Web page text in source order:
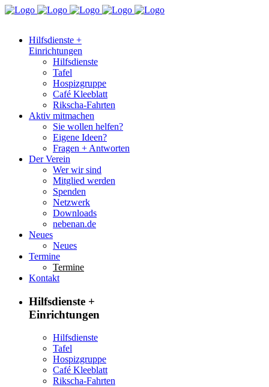
Hilfsdienste +
Einrichtungen
Hilfsdienste
Tafel
Hospizgruppe
Café Kleeblatt
Rikscha-Fahrten
Aktiv mitmachen
Sie wollen helfen?
Eigene Ideen?
Fragen + Antworten
Der Verein
Wer wir sind
Mitglied werden
Spenden
Netzwerk
Downloads
nebenan.de
Neues
Neues
Termine
Termine
Kontakt
Hilfsdienste +
Einrichtungen
Hilfsdienste
Tafel
Hospizgruppe
Café Kleeblatt
Rikscha-Fahrten